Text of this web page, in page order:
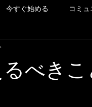
今すぐ始める コミュ
べきこ